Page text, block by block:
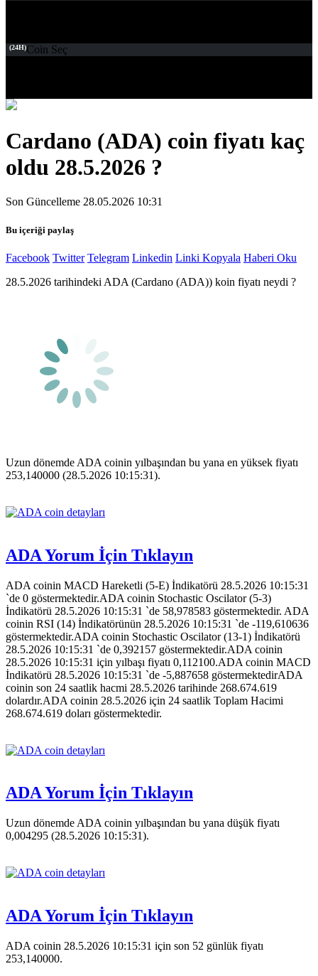
(24H)Coin Seç
Cardano (ADA) coin fiyatı kaç
oldu 28.5.2026 ?
Son Güncelleme 28.05.2026 10:31
Bu içeriği paylaş
Facebook Twitter Telegram Linkedin Linki Kopyala Haberi Oku
28.5.2026 tarihindeki ADA (Cardano (ADA)) koin fiyatı neydi ?
Uzun dönemde ADA coinin yılbaşından bu yana en yüksek fiyatı
253,140000 (28.5.2026 10:15:31).
ADA Yorum İçin Tıklayın
ADA coinin MACD Hareketli (5-E) İndikatörü 28.5.2026 10:15:31
`de 0 göstermektedir.ADA coinin Stochastic Oscilator (5-3)
İndikatörü 28.5.2026 10:15:31 `de 58,978583 göstermektedir. ADA
coinin RSI (14) İndikatörünün 28.5.2026 10:15:31 `de -119,610636
göstermektedir.ADA coinin Stochastic Oscilator (13-1) İndikatörü
28.5.2026 10:15:31 `de 0,392157 göstermektedir.ADA coinin
28.5.2026 10:15:31 için yılbaşı fiyatı 0,112100.ADA coinin MACD
İndikatörü 28.5.2026 10:15:31 `de -5,887658 göstermektedirADA
coinin son 24 saatlik hacmi 28.5.2026 tarihinde 268.674.619
dolardır.ADA coinin 28.5.2026 için 24 saatlik Toplam Hacimi
268.674.619 doları göstermektedir.
ADA Yorum İçin Tıklayın
Uzun dönemde ADA coinin yılbaşından bu yana düşük fiyatı
0,004295 (28.5.2026 10:15:31).
ADA Yorum İçin Tıklayın
ADA coinin 28.5.2026 10:15:31 için son 52 günlük fiyatı
253,140000.